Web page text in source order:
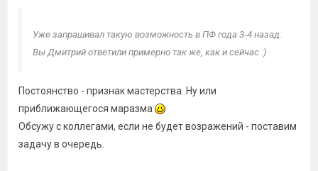
Уже запрашивал такую возможность в ПФ года 3-4 назад.
Вы Дмитрий ответили примерно так же, как и сейчас :)
Постоянство - признак мастерства. Ну или
приближающегося маразма
Обсужу с коллегами, если не будет возражений - поставим
задачу в очередь.